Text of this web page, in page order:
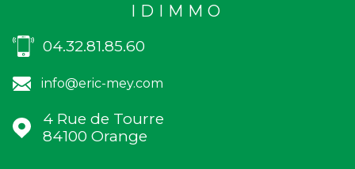
IDIMMO
04.32.81.85.60
info@eric-mey.com
4 Rue de Tourre
84100
Orange